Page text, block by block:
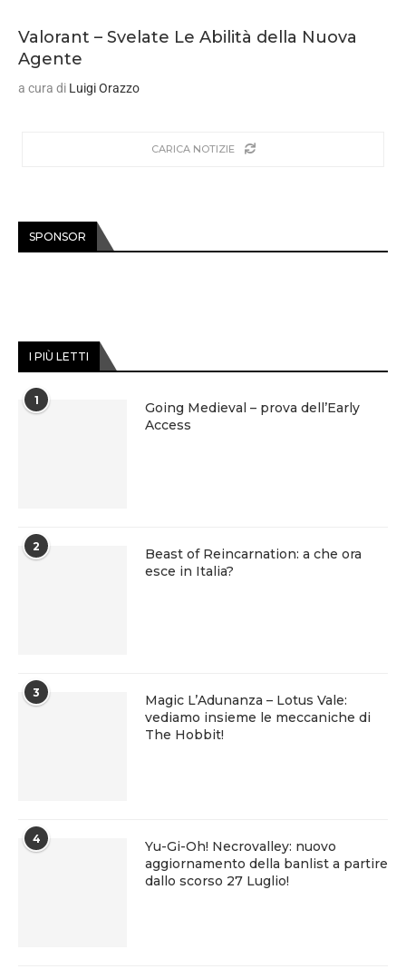
Valorant – Svelate Le Abilità della Nuova
Agente
a cura di Luigi Orazzo
CARICA NOTIZIE
SPONSOR
I PIÙ LETTI
1
Going Medieval – prova dell’Early
Access
2
Beast of Reincarnation: a che ora
esce in Italia?
3
Magic L’Adunanza – Lotus Vale:
vediamo insieme le meccaniche di
The Hobbit!
4
Yu-Gi-Oh! Necrovalley: nuovo
aggiornamento della banlist a partire
dallo scorso 27 Luglio!